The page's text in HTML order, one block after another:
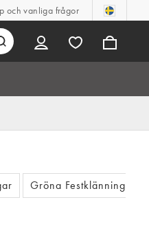
och vanliga frågor
Gröna Festklänningar